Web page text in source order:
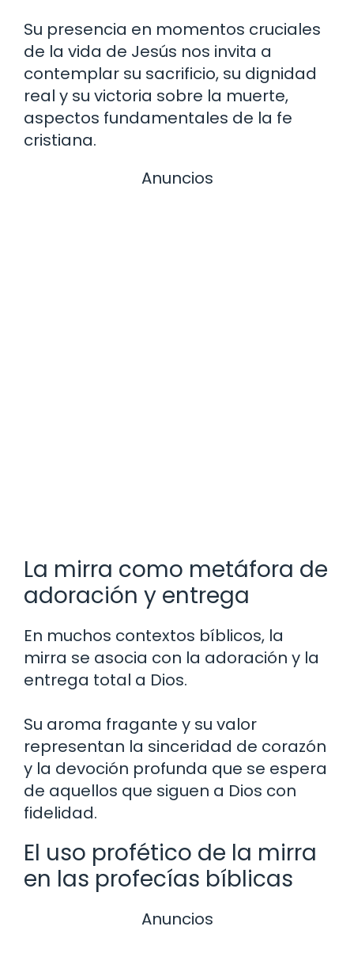
Su presencia en momentos cruciales
de la vida de Jesús nos invita a
contemplar su sacrificio, su dignidad
real y su victoria sobre la muerte,
aspectos fundamentales de la fe
cristiana.
Anuncios
La mirra como metáfora de
adoración y entrega
En muchos contextos bíblicos, la
mirra se asocia con la adoración y la
entrega total a Dios.
Su aroma fragante y su valor
representan la sinceridad de corazón
y la devoción profunda que se espera
de aquellos que siguen a Dios con
fidelidad.
El uso profético de la mirra
en las profecías bíblicas
Anuncios